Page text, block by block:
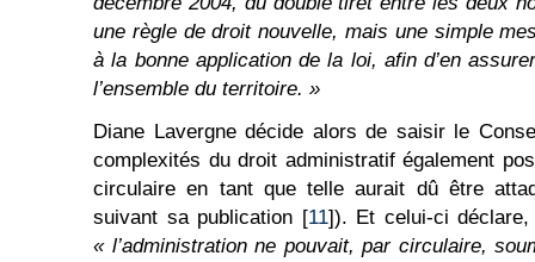
une règle de droit nouvelle, mais une simple
à la bonne application de la loi, afin d’en
l’ensemble du territoire. »
Diane Lavergne décide alors de saisir le
complexités du droit administratif également
circulaire en tant que telle aurait dû être
suivant sa publication [11]). Et celui-ci
« l’administration ne pouvait, par circulaire,